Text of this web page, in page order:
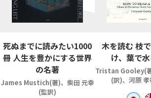
死ぬまでに読みたい1000
冊 人生を豊かにする世界
の名著
James Mustich(著)、柴田 元幸
(監訳)
木を読む 枝
け、葉で
Tristan Gooley(
(訳)、河原